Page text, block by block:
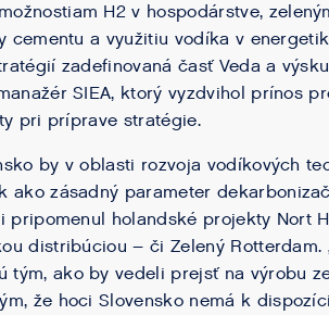
H2 v hospodárstve,
cementu a využitiu vodíka v
zadefinovaná časť Veda a
SIEA, ktorý vyzdvihol prínos
pri príprave stratégie.
by v oblasti rozvoja vodíkových
ako zásadný parameter
pripomenul holandské projekty Nort
distribúciou – či Zelený Rotterdam.
tým, ako by vedeli prejsť na výrobu
že hoci Slovensko nemá k